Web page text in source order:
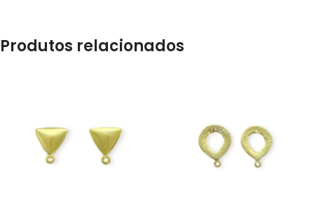
Produtos relacionados